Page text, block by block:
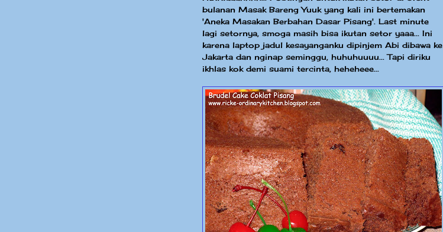
bulanan Masak Bareng Yuuk yang kali ini bertemakan
'Aneka Masakan Berbahan Dasar Pisang'. Last minute
lagi setornya, smoga masih bisa ikutan setor yaaa... Ini
karena laptop jadul kesayanganku dipinjem Abi dibawa ke
Jakarta dan nginap seminggu, huhuhuuuu... Tapi diriku
ikhlas kok demi suami tercinta, heheheee...